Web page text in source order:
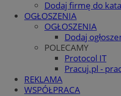
Dodaj firmę do
OGŁOSZENIA
OGŁOSZENIA
Dodaj
POLECAMY
Protocol IT
Pracuj.pl -
REKLAMA
WSPÓŁPRACA